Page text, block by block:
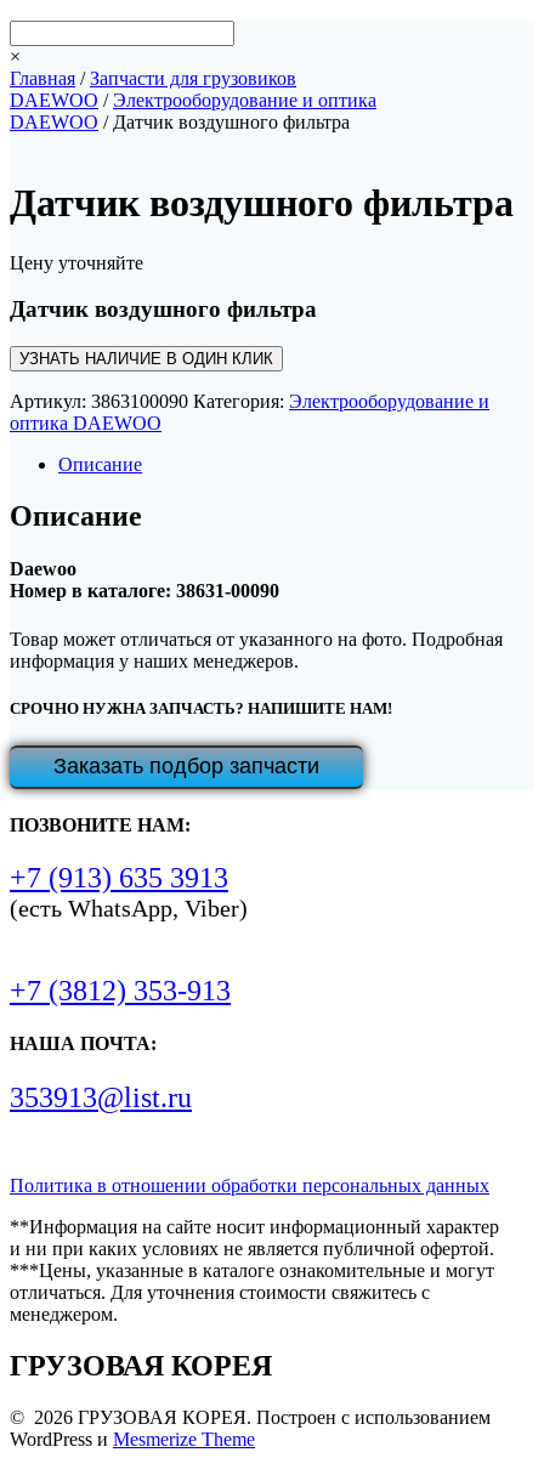
×
Главная /Запчасти для грузовиков
DAEWOO /Электрооборудование и оптика
DAEWOO / Датчик воздушного фильтра
Датчик воздушного фильтра
Цену уточняйте
Датчик воздушного фильтра
УЗНАТЬ НАЛИЧИЕ В ОДИН КЛИК
Артикул: 3863100090 Категория: Электрооборудование и
оптика DAEWOO
Описание
Описание
Daewoo
Номер в каталоге: 38631-00090
Товар может отличаться от указанного на фото. Подробная
информация у наших менеджеров.
СРОЧНО НУЖНА ЗАПЧАСТЬ? НАПИШИТЕ НАМ!
Заказать подбор запчасти
ПОЗВОНИТЕ НАМ:
+7 (913) 635 3913
(есть WhatsApp, Viber)
+7 (3812) 353-913
НАША ПОЧТА:
353913@list.ru
Политика в отношении обработки персональных данных
**Информация на сайте носит информационный характер
и ни при каких условиях не является публичной офертой.
***Цены, указанные в каталоге ознакомительные и могут
отличаться. Для уточнения стоимости свяжитесь с
менеджером.
ГРУЗОВАЯ КОРЕЯ
© 2026 ГРУЗОВАЯ КОРЕЯ. Построен с использованием
WordPress и Mesmerize Theme